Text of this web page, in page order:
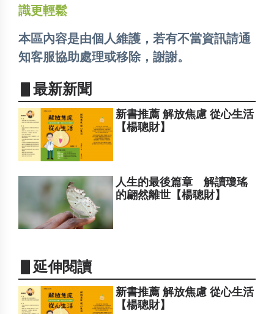
識更輕鬆
本區內容是由個人維護，若有不當資訊請通
知客服協助處理或移除，謝謝。
▋最新新聞
新書推薦 解放焦慮 從心生活
【楊聰財】
人生的最後篇章 解讀瓊瑤
的翩然離世【楊聰財】
▋延伸閱讀
新書推薦 解放焦慮 從心生活
【楊聰財】